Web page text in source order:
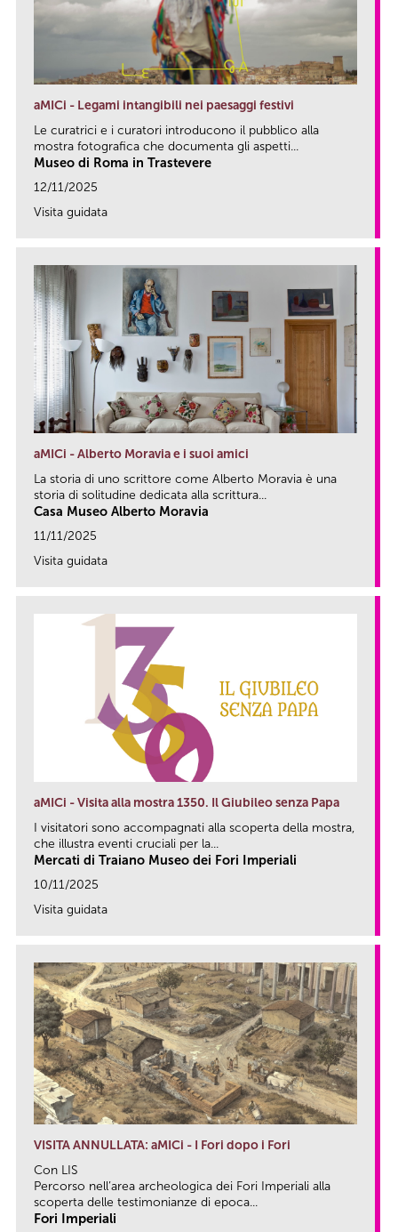
aMICi - Legami intangibili nei paesaggi festivi
Le curatrici e i curatori introducono il pubblico alla
mostra fotografica che documenta gli aspetti...
Museo di Roma in Trastevere
12/11/2025
Visita guidata
aMICi - Alberto Moravia e i suoi amici
La storia di uno scrittore come Alberto Moravia è una
storia di solitudine dedicata alla scrittura...
Casa Museo Alberto Moravia
11/11/2025
Visita guidata
aMICi - Visita alla mostra 1350. Il Giubileo senza Papa
I visitatori sono accompagnati alla scoperta della mostra,
che illustra eventi cruciali per la...
Mercati di Traiano Museo dei Fori Imperiali
10/11/2025
Visita guidata
VISITA ANNULLATA: aMICi - I Fori dopo i Fori
Con LIS
Percorso nell’area archeologica dei Fori Imperiali alla
scoperta delle testimonianze di epoca...
Fori Imperiali